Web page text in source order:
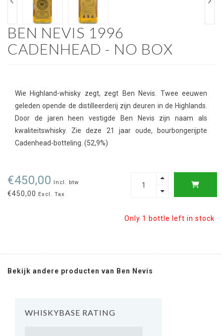
BEN NEVIS 1996
CADENHEAD - NO BOX
Wie Highland-whisky zegt, zegt Ben Nevis. Twee eeuwen
geleden opende de distilleerderij zijn deuren in de Highlands.
Door de jaren heen vestigde Ben Nevis zijn naam als
kwaliteitswhisky. Zie deze 21 jaar oude, bourbongerijpte
Cadenhead-botteling. (52,9%)
€450,00 Incl. btw
€450,00 Excl. Tax
Only 1 bottle left in stock
Bekijk andere producten van Ben Nevis
WHISKYBASE RATING